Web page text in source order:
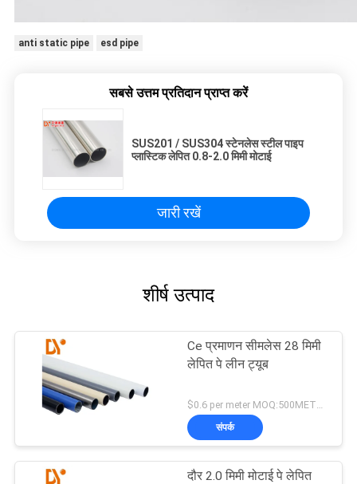
anti static pipe esd pipe
सबसे उत्तम प्रतिदान प्राप्त करें
SUS201 / SUS304 स्टेनलेस स्टील पाइप
प्लास्टिक लेपित 0.8-2.0 मिमी मोटाई
जारी रखें
शीर्ष उत्पाद
Ce प्रमाणन सीमलेस 28 मिमी
लेपित पे लीन ट्यूब
संपर्क
दौर 2.0 मिमी मोटाई पे लेपित